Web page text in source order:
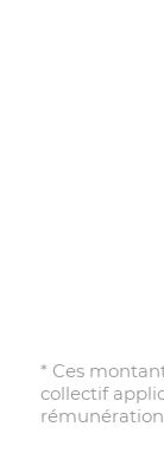
* Ces
collectif